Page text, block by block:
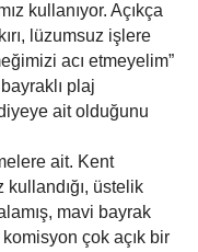
kullanıyor. Açıkça
lüzumsuz işlere
acı etmeyelim”
plaj
ait olduğunu
ait. Kent
kullandığı, üstelik
mavi bayrak
çok açık bir